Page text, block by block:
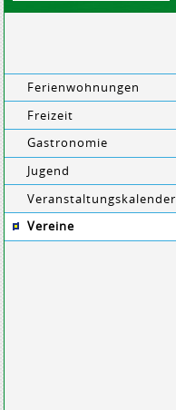
Ferienwohnungen
Freizeit
Gastronomie
Jugend
Veranstaltungskalender
Vereine